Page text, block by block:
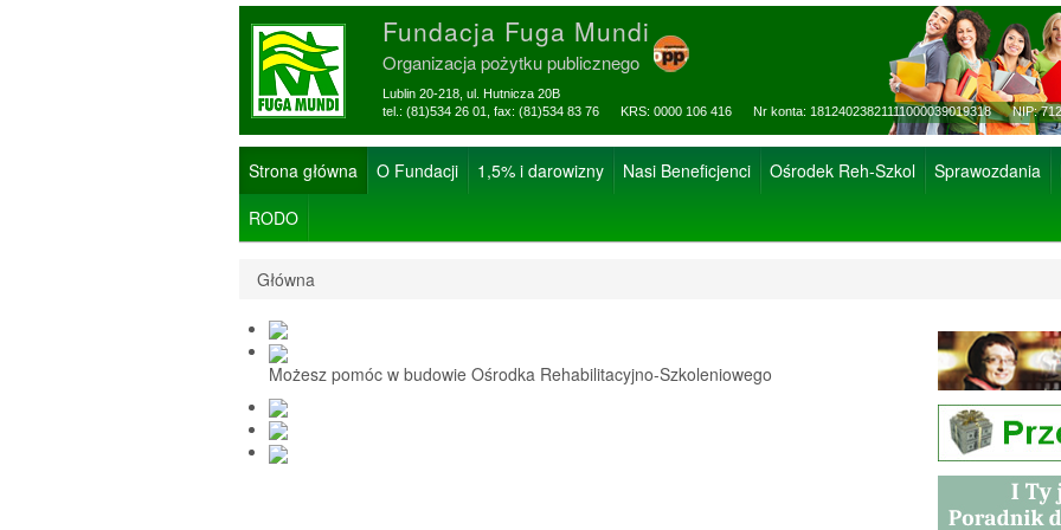
Fundacja Fuga Mundi
Organizacja pożytku publicznego
Lublin 20-218, ul. Hutnicza 20B
tel.: (81)534 26 01, fax: (81)534 83 76 KRS: 0000 106 416 Nr konta: 18124023821111000039019318 NIP:
Strona główna O Fundacji 1,5% i darowizny Nasi Beneficjenci Ośrodek Reh-Szkol Sprawozdania
RODO
Główna
Możesz pomóc w budowie Ośrodka Rehabilitacyjno-Szkoleniowego